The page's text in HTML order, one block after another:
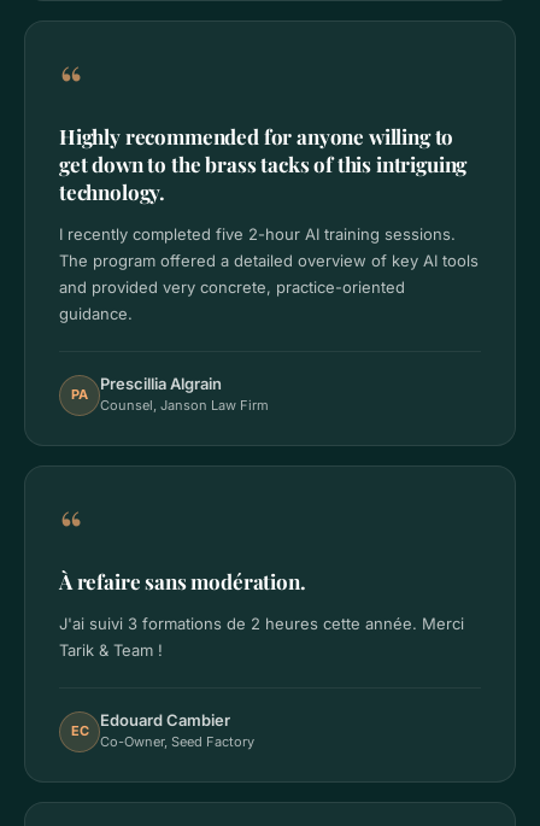
“
Highly recommended for anyone willing to
get down to the brass tacks of this intriguing
technology.
I recently completed five 2-hour AI training sessions.
The program offered a detailed overview of key AI tools
and provided very concrete, practice-oriented
guidance.
PA
Prescillia Algrain
Counsel, Janson Law Firm
“
À refaire sans modération.
J'ai suivi 3 formations de 2 heures cette année. Merci
Tarik & Team !
EC
Edouard Cambier
Co-Owner, Seed Factory